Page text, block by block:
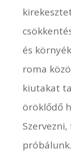
és
roma
kiutakat
öröklődő
próbálunk.